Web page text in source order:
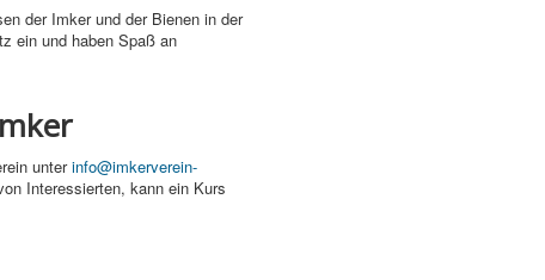
der Imker und der Bienen in der
ein und haben Spaß an
unterinfo@imkerverein-
Interessierten, kann ein Kurs